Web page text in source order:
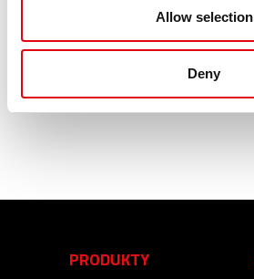
Allow selection
Deny
Risultati: 3 - pag 1/1 <<
PRODUKTY